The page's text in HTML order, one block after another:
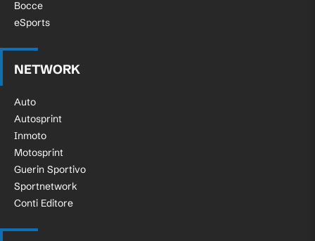
Bocce
eSports
NETWORK
Auto
Autosprint
Inmoto
Motosprint
Guerin Sportivo
Sportnetwork
Conti Editore